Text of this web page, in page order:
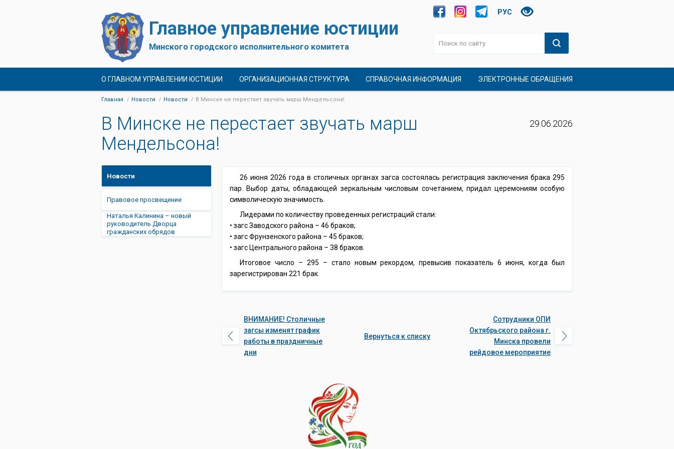
Главное управление юстиции
Минского городского исполнительного комитета
РУС
О ГЛАВНОМ УПРАВЛЕНИИ ЮСТИЦИИ ОРГАНИЗАЦИОННАЯ СТРУКТУРА СПРАВОЧНАЯ ИНФОРМАЦИЯ ЭЛЕКТРОННЫЕ ОБРАЩЕНИЯ
Главная Новости Новости В Минске не перестает звучать марш Мендельсона!
В Минске не перестает звучать марш
Мендельсона!
29.06.2026
Новости
Правовое просвещение
Наталья Калинина – новый
руководитель Дворца
гражданских обрядов
26 июня 2026 года в столичных органах загса состоялась регистрация заключения брака 295
пар. Выбор даты, обладающей зеркальным числовым сочетанием, придал церемониям особую
символическую значимость.
Лидерами по количеству проведенных регистраций стали:
• загс Заводского района – 46 браков;
• загс Фрунзенского района – 45 браков;
• загс Центрального района – 38 браков.
Итоговое число – 295 – стало новым рекордом, превысив показатель 6 июня, когда был
зарегистрирован 221 брак.
ВНИМАНИЕ! Столичные
загсы изменят график
работы в праздничные
дни
Вернуться к списку
Сотрудники ОПИ
Октябрьского района г.
Минска провели
рейдовое мероприятие